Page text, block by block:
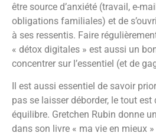
être source d’anxiété (travail, e-
obligations familiales) et de
à ses ressentis. Faire
« détox digitales » est aussi un
concentrer sur l’essentiel (et de
Il est aussi essentiel de savoir
pas se laisser déborder, le tout est
équilibre. Gretchen Rubin donne
dans son livre « ma vie en mieux